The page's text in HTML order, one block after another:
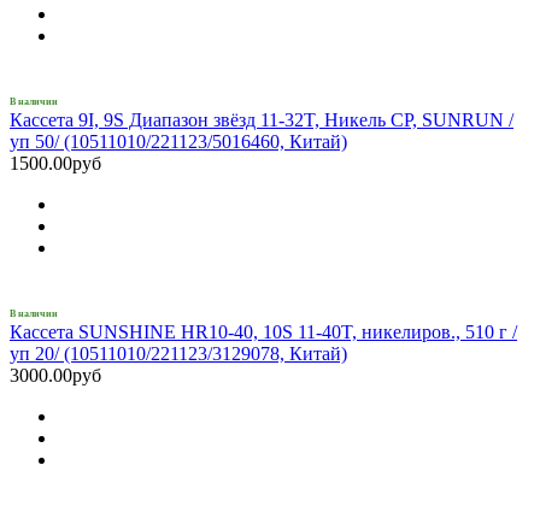
В наличии
Кассета 9I, 9S Диапазон звёзд 11-32T, Никель CP, SUNRUN /
уп 50/ (10511010/221123/5016460, Китай)
1500.00руб
В наличии
Кассета SUNSHINE HR10-40, 10S 11-40T, никелиров., 510 г /
уп 20/ (10511010/221123/3129078, Китай)
3000.00руб